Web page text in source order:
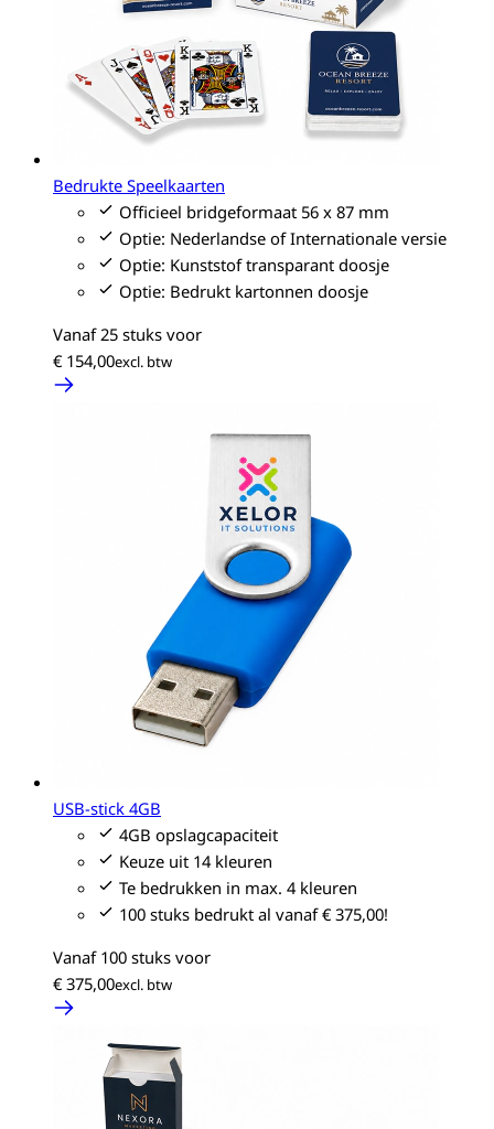
Bedrukte Speelkaarten
Officieel bridgeformaat 56 x 87 mm
Optie: Nederlandse of Internationale versie
Optie: Kunststof transparant doosje
Optie: Bedrukt kartonnen doosje
Vanaf 25 stuks voor
€ 154,00
USB-stick 4GB
4GB opslagcapaciteit
Keuze uit 14 kleuren
Te bedrukken in max. 4 kleuren
100 stuks bedrukt al vanaf € 375,00!
Vanaf 100 stuks voor
€ 375,00